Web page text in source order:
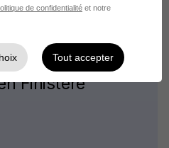
Finistère
de confidentialité et notre
Tout accepter